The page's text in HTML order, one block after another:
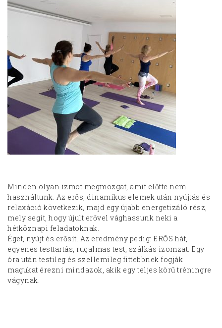
Minden olyan izmot megmozgat, amit előtte nem
használtunk. Az erős, dinamikus elemek után nyújtás és
relaxáció következik, majd egy újabb energetizáló rész,
mely segít, hogy újult erővel vághassunk neki a
hétköznapi feladatoknak.
Éget, nyújt és erősít. Az eredmény pedig: ERŐS hát,
egyenes testtartás, rugalmas test, szálkás izomzat. Egy
óra után testileg és szellemileg fittebbnek fogják
magukat érezni mindazok, akik egy teljes körű tréningre
vágynak.